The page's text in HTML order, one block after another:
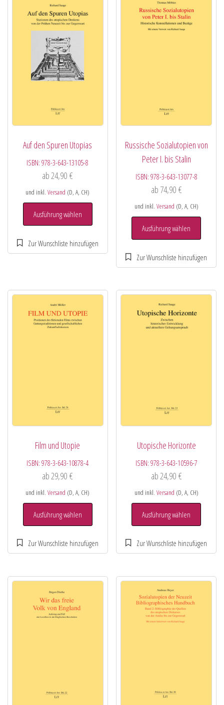
Auf den Spuren Utopias
ISBN:978-3-643-13105-8
ab24,90€
und inkl.Versand (D, A, CH)
Ausführung wählen
Russische Sozialutopien von
Peter I. bis Stalin
ISBN: 978-3-643-13077-8
ab 74,90 €
und inkl. Versand (D, A, CH)
Ausführung wählen
Film und Utopie
ISBN:978-3-643-10878-4
ab 29,90€
und inkl.Versand (D, A, CH)
Ausführung wählen
Utopische Horizonte
ISBN: 978-3-643-10596-7
ab 24,90 €
und inkl. Versand (D, A, CH)
Ausführung wählen